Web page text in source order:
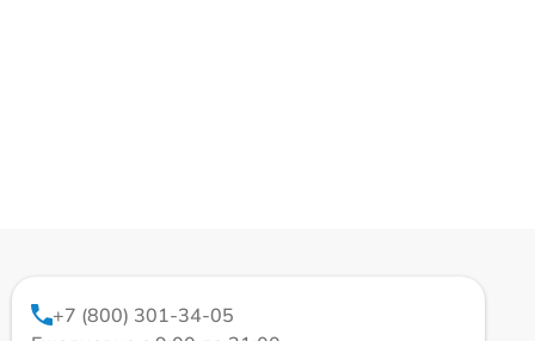
+7 (800) 301-34-05